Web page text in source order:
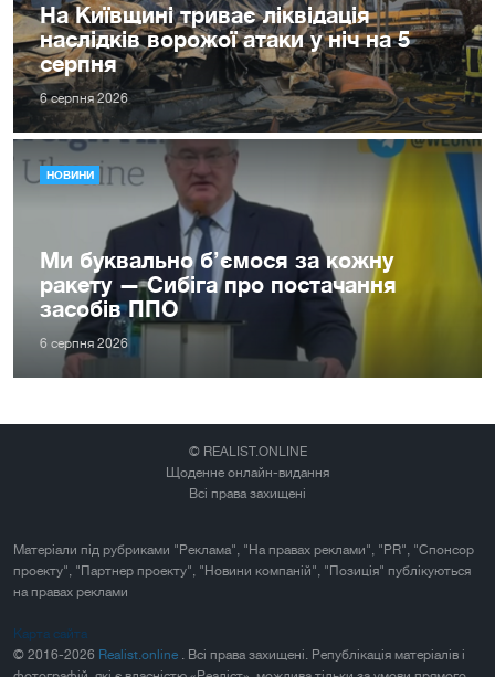
На Київщині триває ліквідація
наслідків ворожої атаки у ніч на 5
серпня
6 серпня 2026
НОВИНИ
Ми буквально б’ємося за кожну
ракету — Сибіга про постачання
засобів ППО
6 серпня 2026
© REALIST.ONLINE
Щоденне онлайн-видання
Всі права захищені
Матеріали під рубриками "Реклама", "На правах реклами", "PR", "Спонсор
проекту", "Партнер проекту", "Новини компаній", "Позиція" публікуються
на правах реклами
Карта сайта
© 2016-2026 Realist.online . Всі права захищені. Републікація матеріалів і